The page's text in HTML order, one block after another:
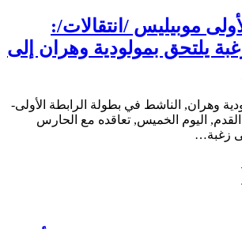
موبيليس /انتقالات/:
يلتحق بمولودية وهران إلى
وهران, الناشط في بطولة الرابطة الأولى-
اليوم الخميس, تعاقده مع الحارس
زغبة…